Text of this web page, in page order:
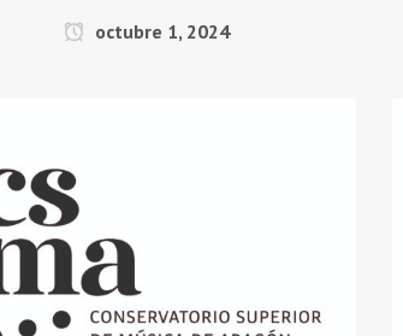
octubre 1, 2024